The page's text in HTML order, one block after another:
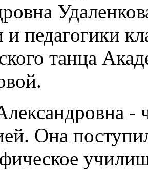
педагогики
танца
-
Она